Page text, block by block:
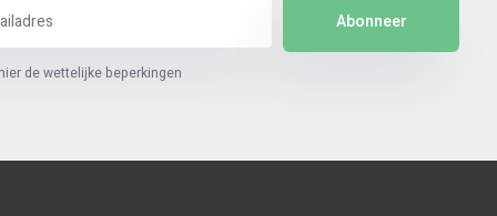
Abonneer
de wettelijke beperkingen